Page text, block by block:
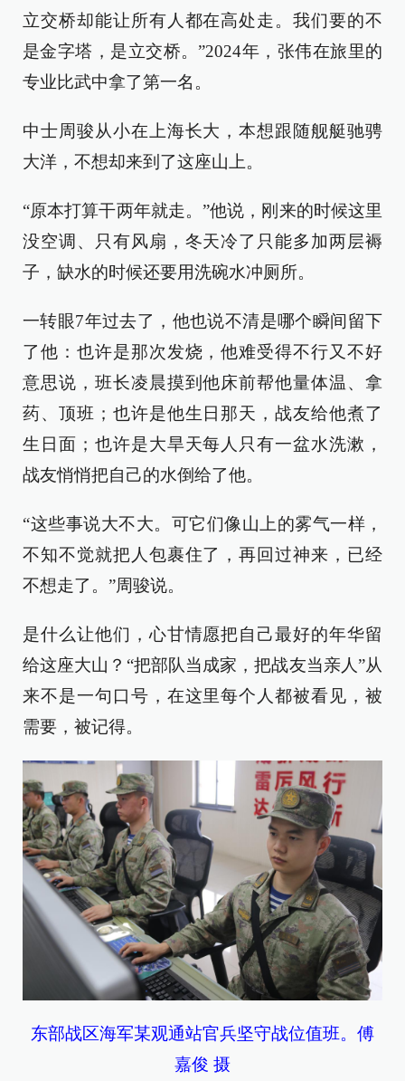
立交桥却能让所有人都在高处走。我们要的不
是金字塔，是立交桥。”2024年，张伟在旅里的
专业比武中拿了第一名。
中士周骏从小在上海长大，本想跟随舰艇驰骋
大洋，不想却来到了这座山上。
“原本打算干两年就走。”他说，刚来的时候这里
没空调、只有风扇，冬天冷了只能多加两层褥
子，缺水的时候还要用洗碗水冲厕所。
一转眼7年过去了，他也说不清是哪个瞬间留下
了他：也许是那次发烧，他难受得不行又不好
意思说，班长凌晨摸到他床前帮他量体温、拿
药、顶班；也许是他生日那天，战友给他煮了
生日面；也许是大旱天每人只有一盆水洗漱，
战友悄悄把自己的水倒给了他。
“这些事说大不大。可它们像山上的雾气一样，
不知不觉就把人包裹住了，再回过神来，已经
不想走了。”周骏说。
是什么让他们，心甘情愿把自己最好的年华留
给这座大山？“把部队当成家，把战友当亲人”从
来不是一句口号，在这里每个人都被看见，被
需要，被记得。
东部战区海军某观通站官兵坚守战位值班。傅
嘉俊 摄